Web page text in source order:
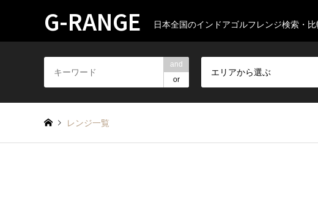
G-RANGE 日本全国のインドアゴルフレンジ検索・比
and
or
エリアから選ぶ
レンジ一覧